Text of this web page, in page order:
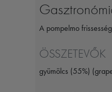
A pompelmo
ÖSSZETEVŐK
gyümölcs (55%)